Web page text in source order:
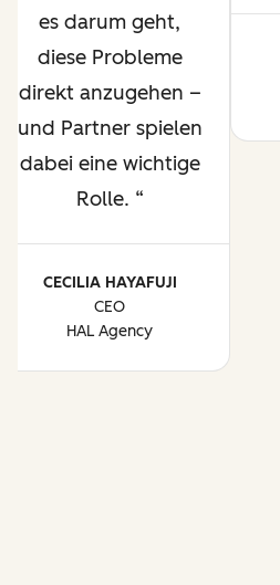
es darum geht,
diese Probleme
direkt anzugehen –
und Partner spielen
dabei eine wichtige
Rolle.
CECILIA HAYAFUJI
CEO
HAL Agency